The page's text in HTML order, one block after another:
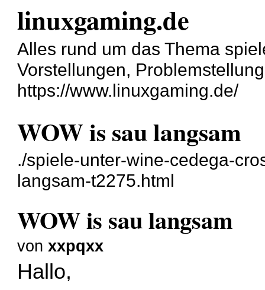
linuxgaming.de
Alles rund um das Thema
Vorstellungen,
https://www.linuxgaming.de/
WOW is sau langsam
./spiele-unter-wine-cedega-
langsam-t2275.html
WOW is sau langsam
vonxxpqxx
Hallo,